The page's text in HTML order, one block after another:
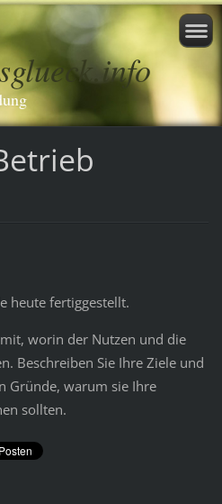
heute fertiggestellt.
worin der Nutzen und die
Beschreiben Sie Ihre Ziele und
Gründe, warum sie Ihre
sollten.